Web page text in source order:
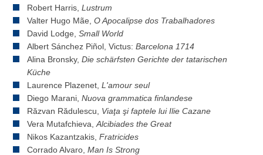
Robert Harris,Lustrum
Valter Hugo Mãe,O Apocalipse dos Trabalhadores
David Lodge,Small World
Albert Sánchez Piñol, Victus:Barcelona 1714
Alina Bronsky,Die schärfsten Gerichte der tatarischen
Küche
Laurence Plazenet,L'amour seul
Diego Marani,Nuova grammatica finlandese
Răzvan Rădulescu, Viaţa şi faptele lui Ilie Cazane
Vera Mutafchieva,Alcibiades the Great
Nikos Kazantzakis,Fratricides
Corrado Alvaro,Man Is Strong